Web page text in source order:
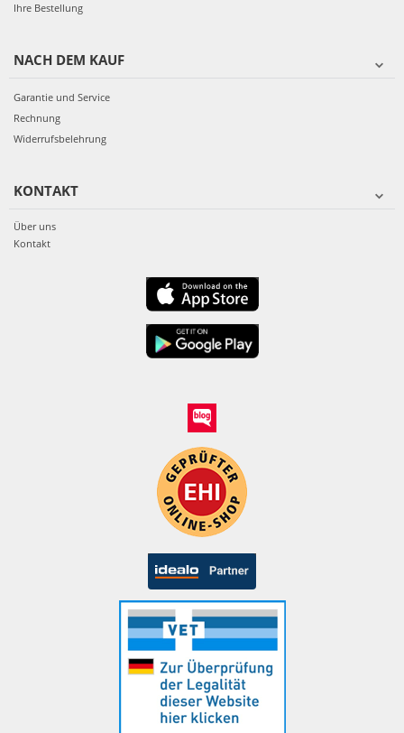
Ihre Bestellung
NACH DEM KAUF
Garantie und Service
Rechnung
Widerrufsbelehrung
KONTAKT
Über uns
Kontakt